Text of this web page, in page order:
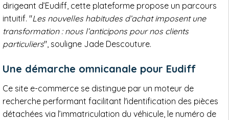
dirigeant d’Eudiff, cette plateforme propose un parcours
intuitif. "Les nouvelles habitudes d’achat imposent une
transformation : nous l’anticipons pour nos clients
particuliers", souligne Jade Descouture.
Une démarche omnicanale pour Eudiff
Ce site e-commerce se distingue par un moteur de
recherche performant facilitant l'identification des pièces
détachées via l’immatriculation du véhicule, le numéro de